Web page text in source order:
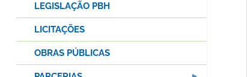
LEGISLAÇÃO PBH
LICITAÇÕES
OBRAS PÚBLICAS